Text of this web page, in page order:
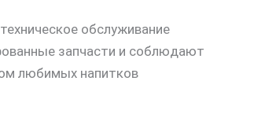
обслуживание
запчасти и соблюдают
любимых напитков